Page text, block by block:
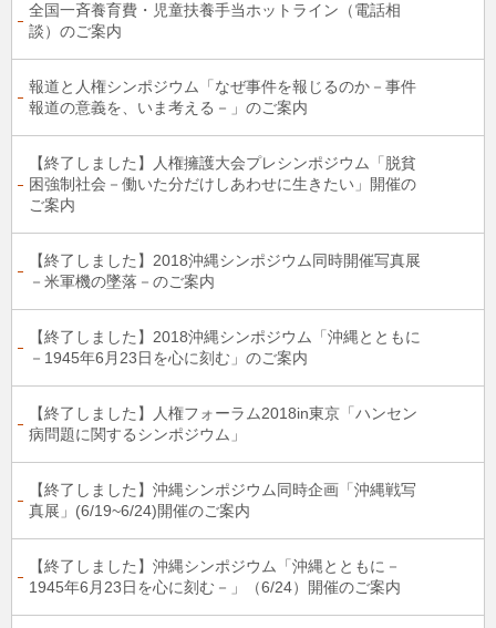
全国一斉養育費・児童扶養手当ホットライン（電話相
談）のご案内
報道と人権シンポジウム「なぜ事件を報じるのか－事件
報道の意義を、いま考える－」のご案内
【終了しました】人権擁護大会プレシンポジウム「脱貧
困強制社会－働いた分だけしあわせに生きたい」開催の
ご案内
【終了しました】2018沖縄シンポジウム同時開催写真展
－米軍機の墜落－のご案内
【終了しました】2018沖縄シンポジウム「沖縄とともに
－1945年6月23日を心に刻む」のご案内
【終了しました】人権フォーラム2018in東京「ハンセン
病問題に関するシンポジウム」
【終了しました】沖縄シンポジウム同時企画「沖縄戦写
真展」(6/19~6/24)開催のご案内
【終了しました】沖縄シンポジウム「沖縄とともに－
1945年6月23日を心に刻む－」（6/24）開催のご案内